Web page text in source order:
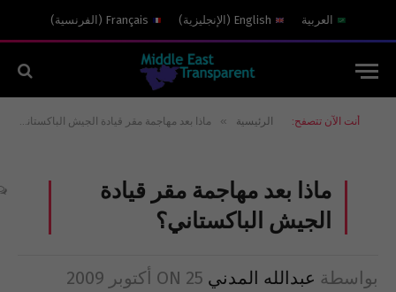
العربية English
( الإنجليزية)
Français
( الفرنسية)
أنت الآن تتصفح: الرئيسية » ماذا بعد مهاجمة مقر قيادة الجيش الباكستاني؟
ماذا بعد مهاجمة مقر قيادة
الجيش الباكستاني؟
بواسطة عبدالله المدني ON 25 أكتوبر 2009